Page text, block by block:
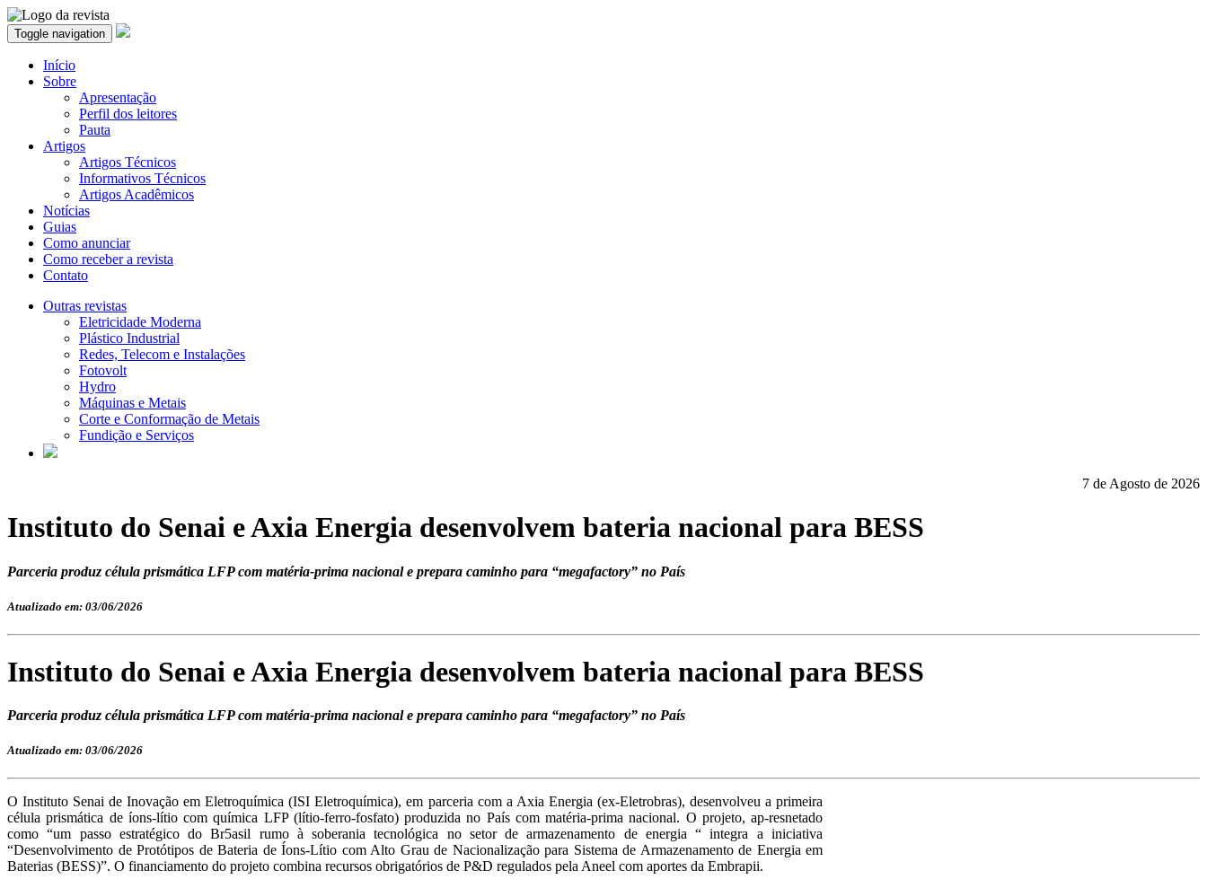
Toggle navigation
Início
Sobre
Apresentação
Perfil dos leitores
Pauta
Artigos
Artigos Técnicos
Informativos Técnicos
Artigos Acadêmicos
Notícias
Guias
Como anunciar
Como receber a revista
Contato
Outras revistas
Eletricidade Moderna
Plástico Industrial
Redes, Telecom e Instalações
Fotovolt
Hydro
Máquinas e Metais
Corte e Conformação de Metais
Fundição e Serviços
7 de Agosto de 2026
Instituto do Senai e Axia Energia desenvolvem bateria nacional para BESS
Parceria produz célula prismática LFP com matéria-prima nacional e prepara caminho para “megafactory” no País
Atualizado em: 03/06/2026
Instituto do Senai e Axia Energia desenvolvem bateria nacional para BESS
Parceria produz célula prismática LFP com matéria-prima nacional e prepara caminho para “megafactory” no País
Atualizado em: 03/06/2026
O Instituto Senai de Inovação em Eletroquímica (ISI Eletroquímica), em parceria com a Axia Energia (ex-Eletrobras), desenvolveu a primeira
célula prismática de íons-lítio com química LFP (lítio-ferro-fosfato) produzida no País com matéria-prima nacional. O projeto, ap-resnetado
como “um passo estratégico do Br5asil rumo à soberania tecnológica no setor de armazenamento de energia “ integra a iniciativa
“Desenvolvimento de Protótipos de Bateria de Íons-Lítio com Alto Grau de Nacionalização para Sistema de Armazenamento de Energia em
Baterias (BESS)”. O financiamento do projeto combina recursos obrigatórios de P&D regulados pela Aneel com aportes da Embrapii.